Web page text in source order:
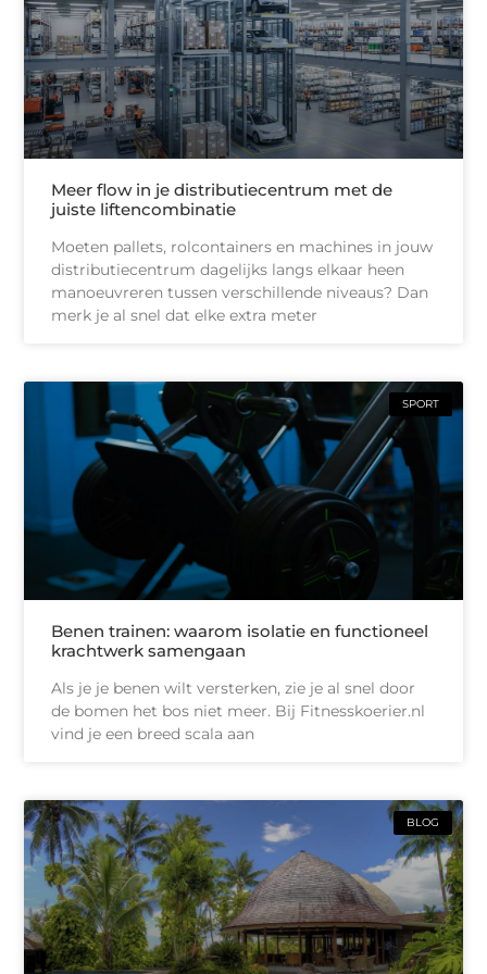
Meer flow in je distributiecentrum met de
juiste liftencombinatie
Moeten pallets, rolcontainers en machines in jouw
distributiecentrum dagelijks langs elkaar heen
manoeuvreren tussen verschillende niveaus? Dan
merk je al snel dat elke extra meter
SPORT
Benen trainen: waarom isolatie en functioneel
krachtwerk samengaan
Als je je benen wilt versterken, zie je al snel door
de bomen het bos niet meer. Bij Fitnesskoerier.nl
vind je een breed scala aan
BLOG